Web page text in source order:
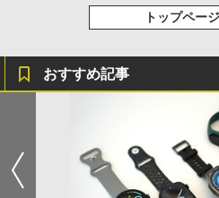
トップペー
おすすめ記事